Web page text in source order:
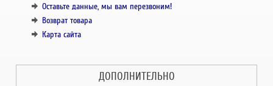
Оставьте данные, мы вам перезвоним!
Возврат товара
Карта сайта
ДОПОЛНИТЕЛЬНО